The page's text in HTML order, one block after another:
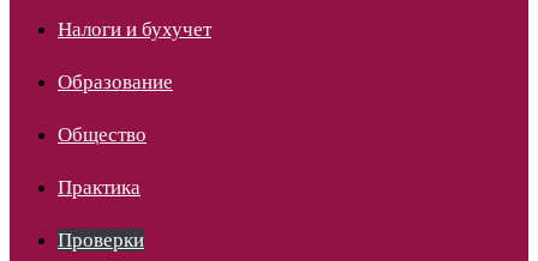
Налоги и бухучет
Образование
Общество
Практика
Проверки